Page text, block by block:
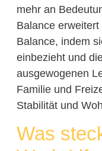
mehr an
Balance
Balance, indem
einbezieht und
ausgewogenen
Familie und
Stabilität und
Was